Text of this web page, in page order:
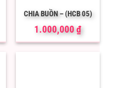
CHIA BUỒN – (HCB 05)
1.000,000₫